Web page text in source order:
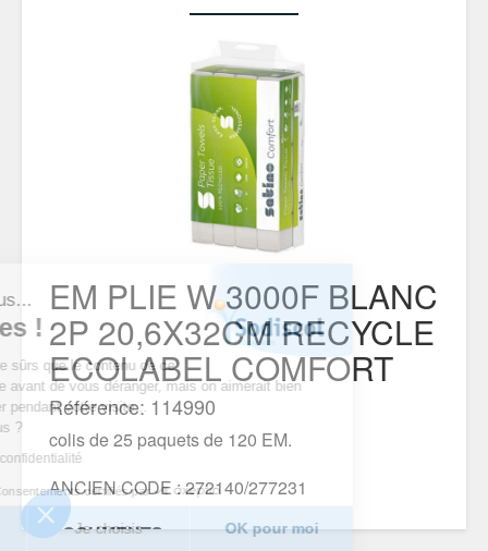
nous...
!
d’être sûrs que le contenu de ce
avant de vous déranger, mais on aimerait bien
pendant votre visite...
vous ?
de confidentialité
Consentements certifiés par
Je choisis OK pour moi
EM PLIE W 3000F BLANC
2P 20,6X32CM RECYCLE
ECOLABEL COMFORT
Référence: 114990
colis de 25 paquets de 120 EM.
ANCIEN CODE : 272140/277231
DOCUMENTS